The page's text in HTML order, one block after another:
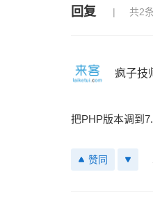
回复 共2
疯子技
把PHP版本调到
赞同